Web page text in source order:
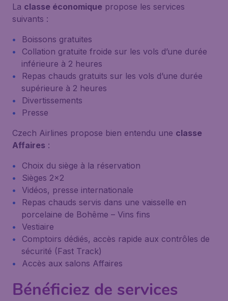
La classe économique propose les services
suivants :
Boissons gratuites
Collation gratuite froide sur les vols d’une durée
inférieure à 2 heures
Repas chauds gratuits sur les vols d’une durée
supérieure à 2 heures
Divertissements
Presse
Czech Airlines propose bien entendu une classe
Affaires :
Choix du siège à la réservation
Sièges 2x2
Vidéos, presse internationale
Repas chauds servis dans une vaisselle en
porcelaine de Bohême – Vins fins
Vestiaire
Comptoirs dédiés, accès rapide aux contrôles de
sécurité (Fast Track)
Accès aux salons Affaires
Bénéficiez de services